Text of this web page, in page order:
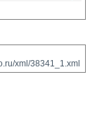
xml/38341_1.xml